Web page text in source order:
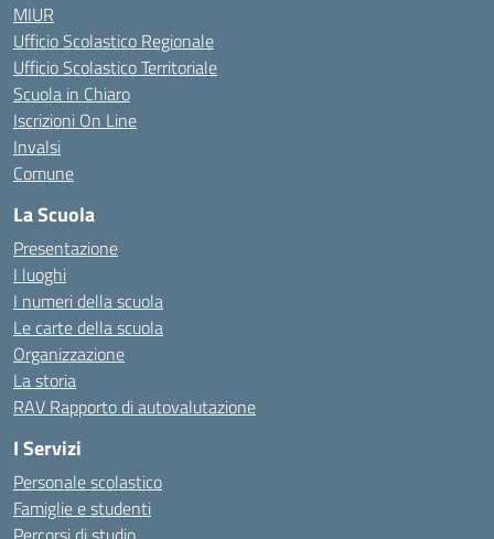
MIUR
Ufficio Scolastico Regionale
Ufficio Scolastico Territoriale
Scuola in Chiaro
Iscrizioni On Line
Invalsi
Comune
La Scuola
Presentazione
I luoghi
I numeri della scuola
Le carte della scuola
Organizzazione
La storia
RAV Rapporto di autovalutazione
I Servizi
Personale scolastico
Famiglie e studenti